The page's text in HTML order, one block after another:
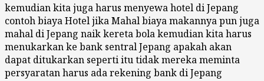
kemudian kita juga harus menyewa hotel di Jepang
contoh biaya Hotel jika Mahal biaya makannya pun juga
mahal di Jepang naik kereta bola kemudian kita harus
menukarkan ke bank sentral Jepang apakah akan
dapat ditukarkan seperti itu tidak mereka meminta
persyaratan harus ada rekening bank di Jepang